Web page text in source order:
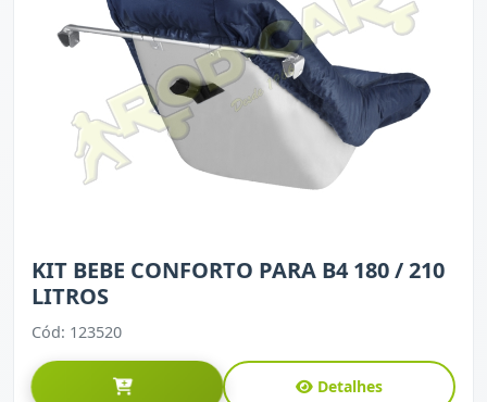
KIT BEBE CONFORTO PARA B4 180 / 210
LITROS
Cód: 123520
Detalhes